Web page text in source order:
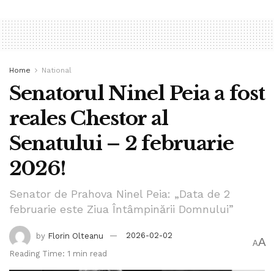
Home National
Senatorul Ninel Peia a fost
reales Chestor al
Senatului – 2 februarie
2026!
Senator de Prahova Ninel Peia: „Data de 2
februarie este Ziua Întâmpinării Domnului”
by Florin Olteanu
2026-02-02
Reading Time: 1 min read
AA